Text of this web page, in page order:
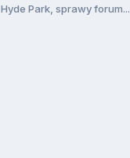
Hyde Park, sprawy forum...